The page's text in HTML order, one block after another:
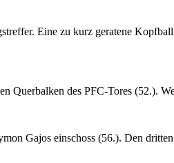
Eine zu kurz geratene
Querbalken des PFC-Tores (52.).
Gajos einschoss (56.). Den